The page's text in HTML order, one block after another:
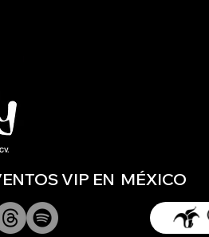
VIP EN MÉXICO